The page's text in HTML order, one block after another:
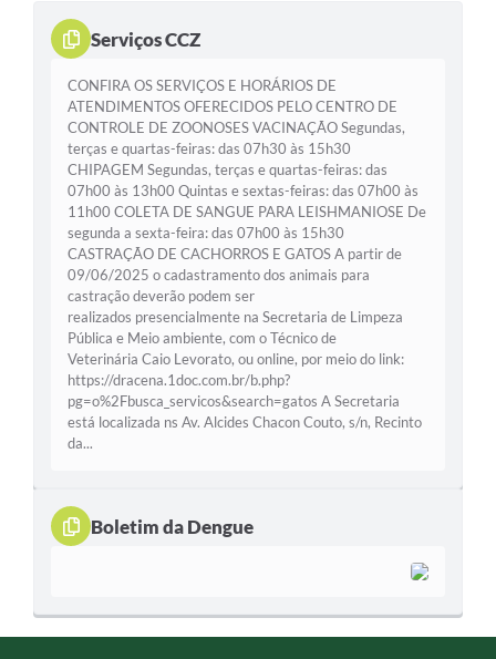
Serviços CCZ
CONFIRA OS SERVIÇOS E HORÁRIOS DE
ATENDIMENTOS OFERECIDOS PELO CENTRO DE
CONTROLE DE ZOONOSES VACINAÇÃO Segundas,
terças e quartas-feiras: das 07h30 às 15h30
CHIPAGEM Segundas, terças e quartas-feiras: das
07h00 às 13h00 Quintas e sextas-feiras: das 07h00 às
11h00 COLETA DE SANGUE PARA LEISHMANIOSE De
segunda a sexta-feira: das 07h00 às 15h30
CASTRAÇÃO DE CACHORROS E GATOS A partir de
09/06/2025 o cadastramento dos animais para
castração deverão podem ser
realizados presencialmente na Secretaria de Limpeza
Pública e Meio ambiente, com o Técnico de
Veterinária Caio Levorato, ou online, por meio do link:
https://dracena.1doc.com.br/b.php?
pg=o%2Fbusca_servicos&search=gatos A Secretaria
está localizada ns Av. Alcides Chacon Couto, s/n, Recinto
da...
Boletim da Dengue